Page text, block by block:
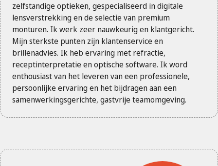
zelfstandige optieken, gespecialiseerd in digitale
lensverstrekking en de selectie van premium
monturen. Ik werk zeer nauwkeurig en klantgericht.
Mijn sterkste punten zijn klantenservice en
brillenadvies. Ik heb ervaring met refractie,
receptinterpretatie en optische software. Ik word
enthousiast van het leveren van een professionele,
persoonlijke ervaring en het bijdragen aan een
samenwerkingsgerichte, gastvrije teamomgeving.